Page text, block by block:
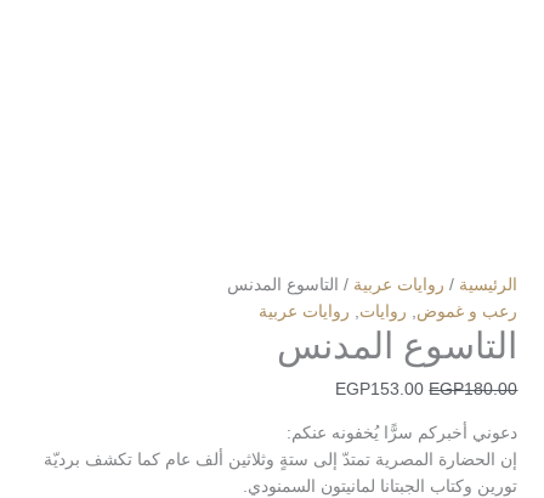
الرئيسية / روايات عربية / التاسوع المدنس
رعب و غموض, روايات, روايات عربية
التاسوع المدنس
EGP180.00
EGP153.00
دعوني أخبركم سرًّا يُخفونه عنكم:
إن الحضارة المصرية تمتدّ إلى ستةٍ وثلاثين ألف عام كما تكشف برديّة
تورين وكتاب الجبتانا لمانيتون السمنودي.